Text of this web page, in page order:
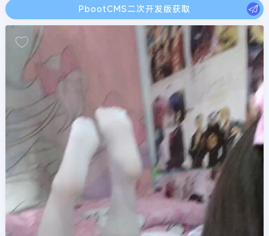
PbootCMS二次开发版获取